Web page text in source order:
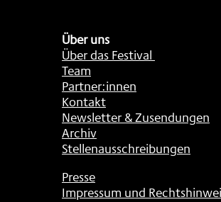
Über uns
Über das Festival
Team
Partner:innen
Kontakt
Newsletter & Zusendungen
Archiv
Stellenausschreibungen
Presse
Impressum und